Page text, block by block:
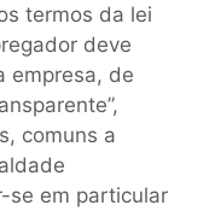
termos da lei
deve
empresa, de
comuns a
se em particular